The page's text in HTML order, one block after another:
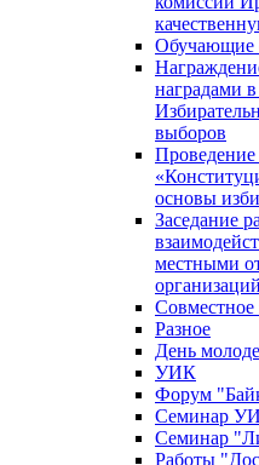
Обучающие
наградами
выборов
основы
Заседание
местными
Разное
День
УИК
Форум
Семинар
Семинар
Работы